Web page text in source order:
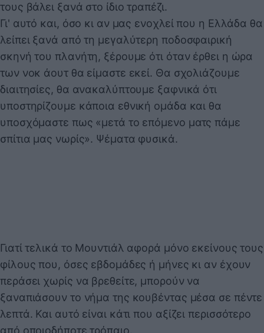
τους βάλει ξανά στο ίδιο τραπέζι.
Γι' αυτό και, όσο κι αν μας ενοχλεί που η Ελλάδα θα
λείπει ξανά από τη μεγαλύτερη ποδοσφαιρική
σκηνή του πλανήτη, ξέρουμε ότι όταν έρθει η ώρα
των νοκ άουτ θα είμαστε εκεί. Θα σχολιάζουμε
διαιτησίες, θα ανακαλύπτουμε ξαφνικά ότι
υποστηρίζουμε κάποια εθνική ομάδα και θα
υποσχόμαστε πως «μετά το επόμενο ματς πάμε
σπίτια μας νωρίς». Ψέματα φυσικά.
Γιατί τελικά το Μουντιάλ αφορά μόνο εκείνους τους
φίλους που, όσες εβδομάδες ή μήνες κι αν έχουν
περάσει χωρίς να βρεθείτε, μπορούν να
ξαναπιάσουν το νήμα της κουβέντας μέσα σε πέντε
λεπτά. Και αυτό είναι κάτι που αξίζει περισσότερο